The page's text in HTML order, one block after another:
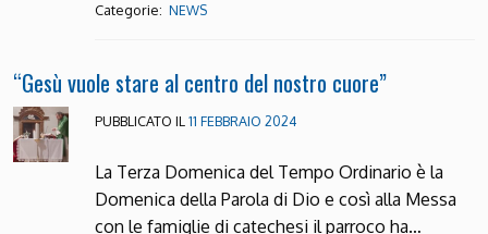
Categorie: NEWS
“Gesù vuole stare al centro del nostro cuore”
PUBBLICATO IL 11 FEBBRAIO 2024
La Terza Domenica del Tempo Ordinario è la
Domenica della Parola di Dio e così alla Messa
con le famiglie di catechesi il parroco ha…